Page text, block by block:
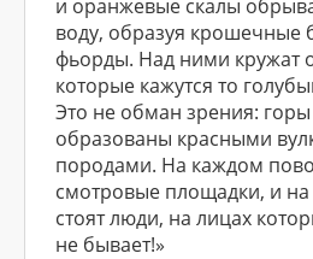
и оранжевые скалы
воду, образуя крошечные
фьорды. Над ними кружат
которые кажутся то
Это не обман зрения: горы
образованы красными
породами. На каждом
смотровые площадки, и
стоят люди, на лицах
не бывает!»